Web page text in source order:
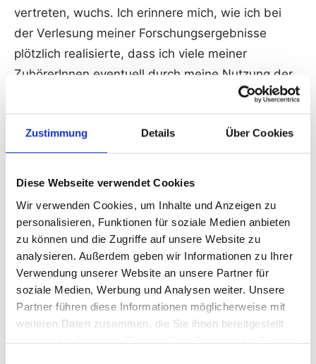
Zustimmung Details Über Cookies
Diese Webseite verwendet Cookies
Wir verwenden Cookies, um Inhalte und Anzeigen zu
personalisieren, Funktionen für soziale Medien anbieten
zu können und die Zugriffe auf unsere Website zu
analysieren. Außerdem geben wir Informationen zu Ihrer
Verwendung unserer Website an unsere Partner für
soziale Medien, Werbung und Analysen weiter. Unsere
Partner führen diese Informationen möglicherweise mit
weiteren Daten zusammen, die Sie ihnen bereitgestellt
haben oder die sie im Rahmen Ihrer Nutzung der Dienste
vertreten, wuchs. Ich erinnere mich, wie ich bei
der Verlesung meiner Forschungsergebnisse
plötzlich realisierte, dass ich viele meiner
ZuhörerInnen eventuell durch meine Nutzung der
Worte “akustisches Halluzinieren” verletzen könnte
und wechselte mitten im Vortrag stattdessen zu
“Stimmenhören”. Das habe ich danach
beibehalten. Auf der Rückreise fing ich an zu
planen, wie ich mein berufliches Handeln besser
Erfahrungen anpassen kann.
Mit der Konferenz hatten Marius und Sandra nicht
nur einen Ideenaustausch zwischen den
Expertengruppen gestartet, die einander
tatsächlich zuhörten, sie hatten auch einen